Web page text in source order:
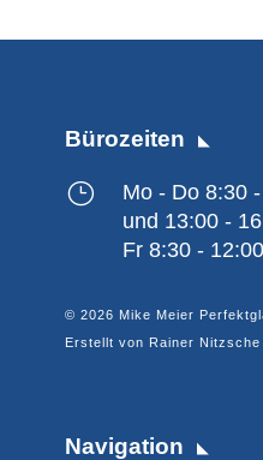
Bürozeiten
}
Mo - Do 8:30
und 13:00 -
Fr 8:30 -
© 2026 Mike Meier
Erstellt von Rainer Nitzsche
Navigation